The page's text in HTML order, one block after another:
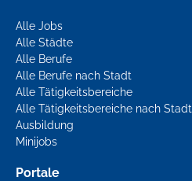
Alle Jobs
Alle Städte
Alle Berufe
Alle Berufe nach Stadt
Alle Tätigkeitsbereiche
Alle Tätigkeitsbereiche nach Stadt
Ausbildung
Minijobs
Portale